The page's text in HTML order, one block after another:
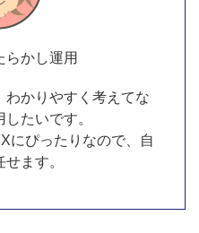
らかし運用
わかりやすく考えてな
たいです。
にぴったりなので、自
ます。